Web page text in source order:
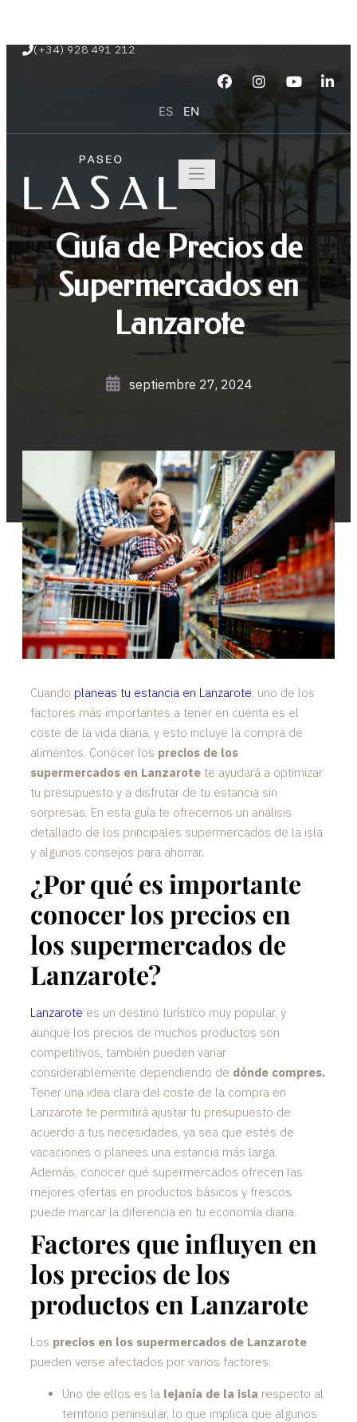
(+34) 928 491 212
ES EN
Guía de Precios de
Supermercados en
Lanzarote
septiembre 27, 2024
Cuando planeas tu estancia en Lanzarote, uno de los
factores más importantes a tener en cuenta es el
coste de la vida diaria, y esto incluye la compra de
alimentos. Conocer los precios de los
supermercados en Lanzarote te ayudará a optimizar
tu presupuesto y a disfrutar de tu estancia sin
sorpresas. En esta guía te ofrecemos un análisis
detallado de los principales supermercados de la isla
y algunos consejos para ahorrar.
¿Por qué es importante
conocer los precios en
los supermercados de
Lanzarote?
Lanzarote es un destino turístico muy popular, y
aunque los precios de muchos productos son
competitivos, también pueden variar
considerablemente dependiendo de dónde compres.
Tener una idea clara del coste de la compra en
Lanzarote te permitirá ajustar tu presupuesto de
acuerdo a tus necesidades, ya sea que estés de
vacaciones o planees una estancia más larga.
Además, conocer qué supermercados ofrecen las
mejores ofertas en productos básicos y frescos
puede marcar la diferencia en tu economía diaria.
Factores que influyen en
los precios de los
productos en Lanzarote
Los precios en los supermercados de Lanzarote
pueden verse afectados por varios factores:
Uno de ellos es la lejanía de la isla respecto al
territorio peninsular, lo que implica que algunos